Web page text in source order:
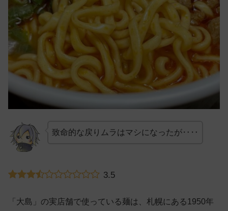
致命的な戻りムラはマシになったが‥‥
3.5
「大島」の実店舗で使っている麺は、札幌にある1950年